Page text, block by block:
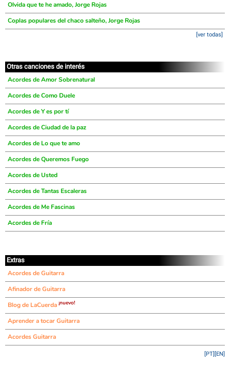
Olvida que te he amado, Jorge Rojas
Coplas populares del chaco salteño, Jorge Rojas
[ver todas]
Otras canciones de interés
Acordes de Amor Sobrenatural
Acordes de Como Duele
Acordes de Y es por tí
Acordes de Ciudad de la paz
Acordes de Lo que te amo
Acordes de Queremos Fuego
Acordes de Usted
Acordes de Tantas Escaleras
Acordes de Me Fascinas
Acordes de Fría
Extras
Acordes de Guitarra
Afinador de Guitarra
Blog de LaCuerda ¡nuevo!
Aprender a tocar Guitarra
Acordes Guitarra
[EN]
[PT]